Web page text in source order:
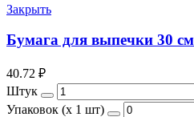
Закрыть
Бумага для выпечки 30
40.72 ₽
Штук
Упаковок (x 1 шт)